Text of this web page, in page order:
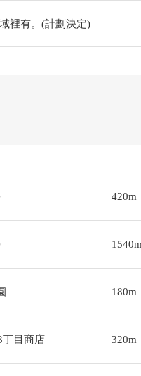
裡有。(計劃決定)
420m
180m
丁目商店 320m